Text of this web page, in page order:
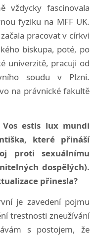
vždycky fascinovala
fyziku na MFF UK.
pracovat v církvi
biskupa, poté, po
univerzitě, pracuji od
soudu v Plzni.
na právnické fakultě
estis lux mundi
které přináší
proti sexuálnímu
dospělých).
přinesla?
je zavedení pojmu
trestnosti zneužívání
s postojem, že